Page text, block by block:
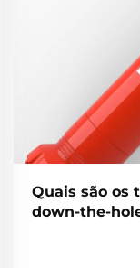
Quais são os
down-the-